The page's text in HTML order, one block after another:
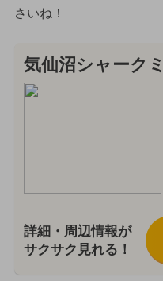
さいね！
気仙沼シャーク
詳細・周辺情報が
サクサク見れる！